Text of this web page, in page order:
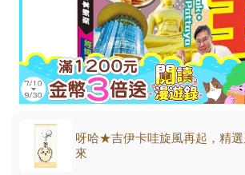
呀哈★吉伊卡哇旋風再起，精選
來